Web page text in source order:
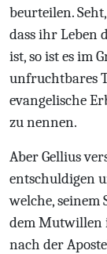
beurteilen.
dass ihr Leben
ist, so ist es im
unfruchtbares
evangelische
zu nennen.
Aber Gellius
entschuldigen
welche,
dem Mutwillen
nach der